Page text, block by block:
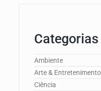
Categorias
Ambiente
Arte & Entretenimento
Ciência